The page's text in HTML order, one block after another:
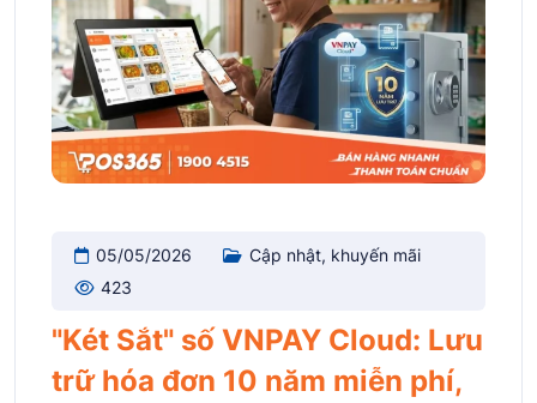
05/05/2026
Cập nhật, khuyến mãi
423
"Két Sắt" số VNPAY Cloud: Lưu
trữ hóa đơn 10 năm miễn phí,